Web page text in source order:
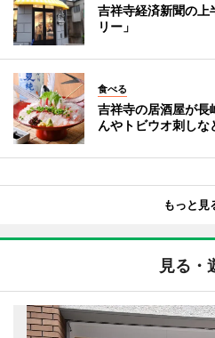
吉祥寺経済新聞の上
リー」
食べる
吉祥寺の居酒屋が長
んやトビウオ刺しな
もっと見
見る・